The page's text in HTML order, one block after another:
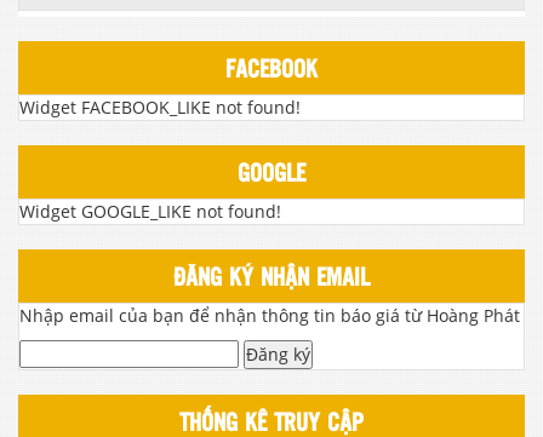
FACEBOOK
Widget FACEBOOK_LIKE not found!
GOOGLE
Widget GOOGLE_LIKE not found!
ĐĂNG KÝ NHẬN EMAIL
Nhập email của bạn để nhận thông tin báo giá từ Hoàng Phát
Đăng ký
THỐNG KÊ TRUY CẬP